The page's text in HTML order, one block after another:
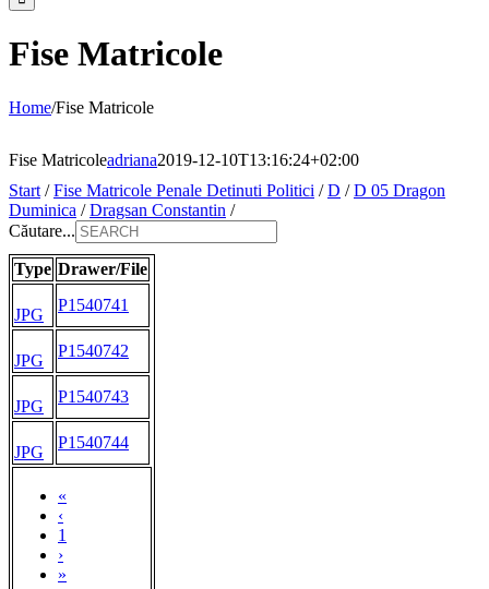
Fise Matricole
Home/Fise Matricole
Fise Matricoleadriana2019-12-10T13:16:24+02:00
Start /Fise Matricole Penale Detinuti Politici /D /D 05 Dragon
Duminica /Dragsan Constantin /
Căutare...
Type Drawer/File
«
‹
1
›
»
JPG
P1540741
JPG
P1540742
JPG
P1540743
JPG
P1540744